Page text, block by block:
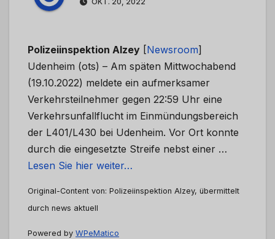
Polizeiinspektion Alzey [Newsroom]
Udenheim (ots) – Am späten Mittwochabend
(19.10.2022) meldete ein aufmerksamer
Verkehrsteilnehmer gegen 22:59 Uhr eine
Verkehrsunfallflucht im Einmündungsbereich
der L401/L430 bei Udenheim. Vor Ort konnte
durch die eingesetzte Streife nebst einer …
Lesen Sie hier weiter…
Original-Content von: Polizeiinspektion Alzey, übermittelt
durch news aktuell
Powered by WPeMatico